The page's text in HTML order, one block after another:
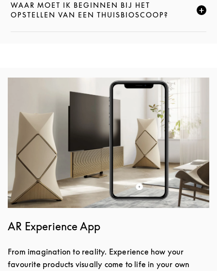
WAAR MOET IK BEGINNEN BIJ HET
OPSTELLEN VAN EEN THUISBIOSCOOP?
KLIK HIER OM DEZE BESCHRIJVING UIT TE
AR Experience App
From imagination to reality. Experience how your
favourite products visually come to life in your own